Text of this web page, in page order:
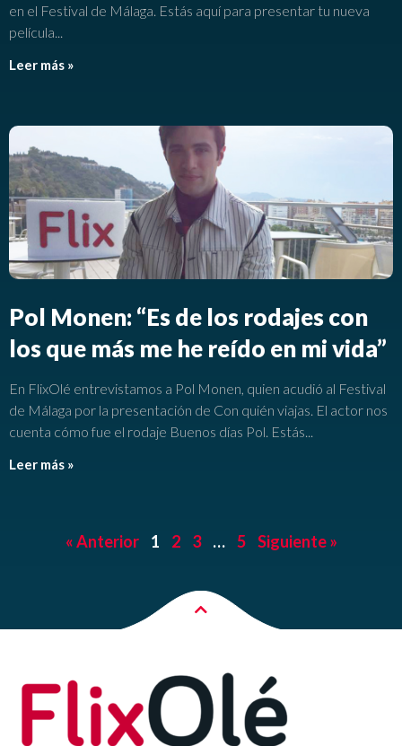
en el Festival de Málaga. Estás aquí para presentar tu nueva
película
Leer más »
Pol Monen: “Es de los rodajes con
los que más me he reído en mi vida”
En FlixOlé entrevistamos a Pol Monen, quien acudió al Festival
de Málaga por la presentación de Con quién viajas. El actor nos
cuenta cómo fue el rodaje Buenos días Pol. Estás
Leer más »
« Anterior 1 2 3 … 5 Siguiente »